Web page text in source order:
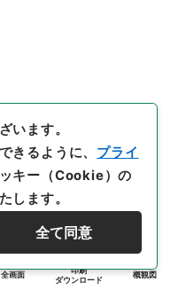
全画面
印刷
ダウンロード
概観図
います。
きるように、 プライ
キー（Cookie）の
します。
全て同意